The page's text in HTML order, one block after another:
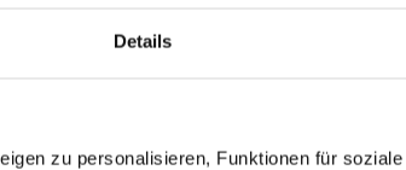
Details
zu personalisieren, Funktionen für